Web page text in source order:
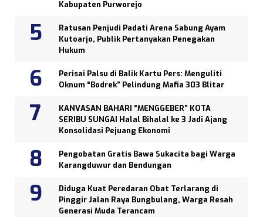
Kabupaten Purworejo
Ratusan Penjudi Padati Arena Sabung Ayam
Kutoarjo, Publik Pertanyakan Penegakan
Hukum
Perisai Palsu di Balik Kartu Pers: Menguliti
Oknum “Bodrek” Pelindung Mafia 303 Blitar
KANVASAN BAHARI “MENGGEBER” KOTA
SERIBU SUNGAI Halal Bihalal ke 3 Jadi Ajang
Konsolidasi Pejuang Ekonomi
Pengobatan Gratis Bawa Sukacita bagi Warga
Karangduwur dan Bendungan
Diduga Kuat Peredaran Obat Terlarang di
Pinggir Jalan Raya Bungbulang, Warga Resah
Generasi Muda Terancam